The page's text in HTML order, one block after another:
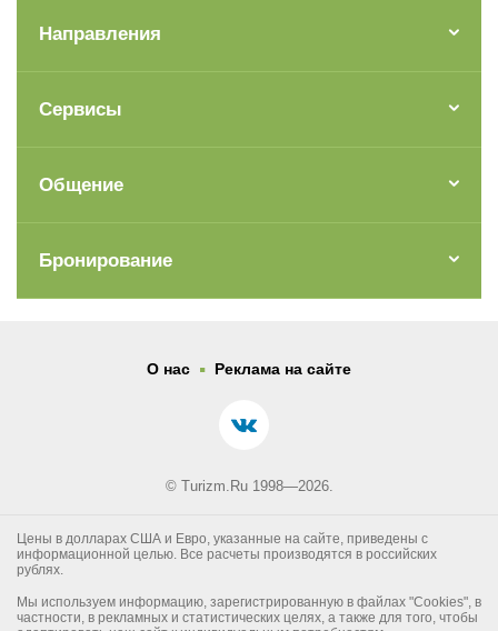
Направления
Сервисы
Общение
Бронирование
О нас . Реклама на сайте
© Turizm.Ru 1998—2026.
Цены в долларах США и Евро, указанные на сайте, приведены с
информационной целью. Все расчеты производятся в российских
рублях.
Мы используем информацию, зарегистрированную в файлах "Cookies", в
частности, в рекламных и статистических целях, а также для того, чтобы